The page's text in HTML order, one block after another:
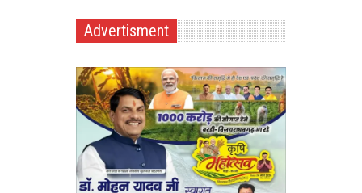
Advertisment